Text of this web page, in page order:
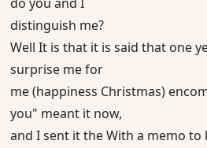
distinguish me?
Well It is that it is said that one
surprise me for
me (happiness Christmas)
you" meant it now,
and I sent it the With a memo